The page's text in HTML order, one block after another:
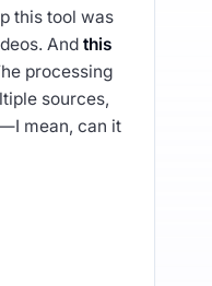
this tool was
And this
processing
sources,
mean, can it